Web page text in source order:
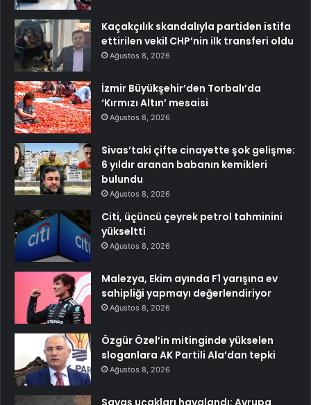
Kaçakçılık skandalıyla partiden istifa
ettirilen vekil CHP’nin ilk transferi oldu
Ağustos 8, 2026
İzmir Büyükşehir’den Torbalı’da
‘Kırmızı Altın’ mesaisi
Ağustos 8, 2026
Sivas’taki çifte cinayette şok gelişme:
6 yıldır aranan babanın kemikleri
bulundu
Ağustos 8, 2026
Citi, üçüncü çeyrek petrol tahminini
yükseltti
Ağustos 8, 2026
Malezya, Ekim ayında F1 yarışına ev
sahipliği yapmayı değerlendiriyor
Ağustos 8, 2026
Özgür Özel’in mitinginde yükselen
sloganlara AK Partili Ala’dan tepki
Ağustos 8, 2026